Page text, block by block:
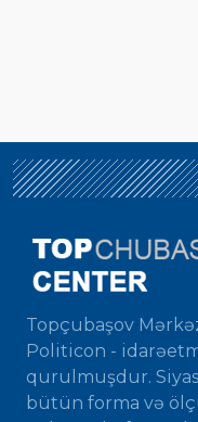
Topçubaşov
Politicon -
qurulmuşdur.
bütün forma və